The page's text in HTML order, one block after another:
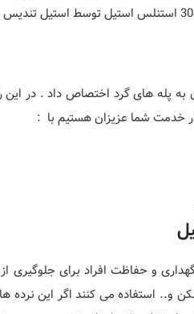
به پله های گرد اختصاص داد . در
خدمت شما عزیزان هستیم با :
و.. استفاده می کنند اگر این